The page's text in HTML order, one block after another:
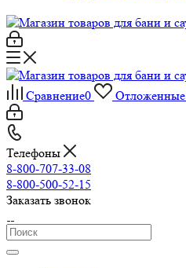
Сравнение0 Отложенные
Телефоны
8-800-707-33-08
8-800-500-52-15
Заказать звонок